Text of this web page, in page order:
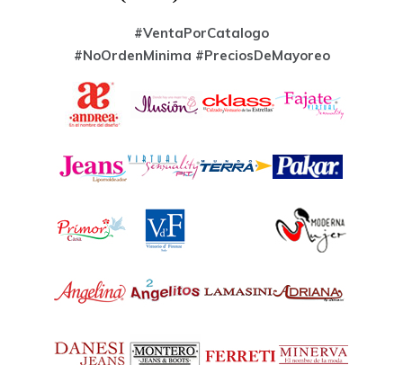
#VentaPorCatalogo
#NoOrdenMinima #PreciosDeMayoreo